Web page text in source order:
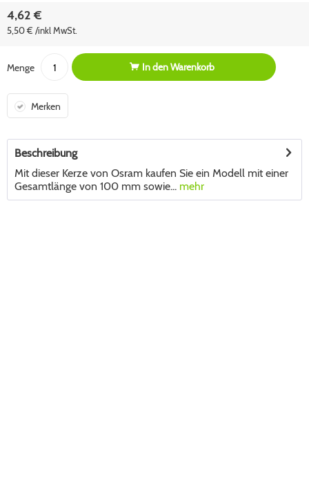
4,62 €
5,50 € /inkl MwSt.
Menge In denWarenkorb
Merken
Beschreibung
Mit dieser Kerze von Osram kaufen Sie ein Modell mit einer
Gesamtlänge von 100 mm sowie... mehr